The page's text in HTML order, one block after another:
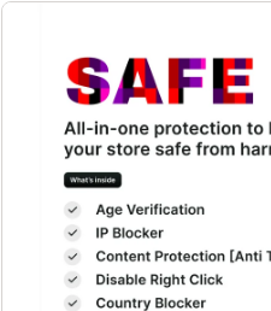
Wyróżnione obrazy w galerii